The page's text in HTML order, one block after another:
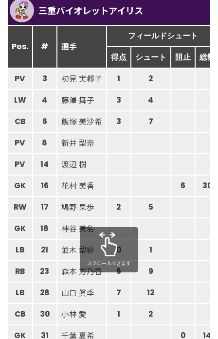
三重バイオレットアイリス
Pos. # 選手
フィールドシュート
得点 シュート 阻止 総数
PV 3 初見 実椰子 1 2
LW 4 藤澤 舞子 3 4
CB 6 飯塚 美沙希 3 7
PV 8 新井 梨奈
PV 14 渡辺 樹
GK 16 花村 美香 6 30
RW 17 鳩野 果歩 2 5
GK 18 神谷 美名
LB 21 並木 梨紗 0 1
RB 23 森本 方乃香 6 9
LB 28 山口 眞季 7 12
CB 30 小林 愛 1 2
GK 31 千葉 夏希 0 14
スクロールできます